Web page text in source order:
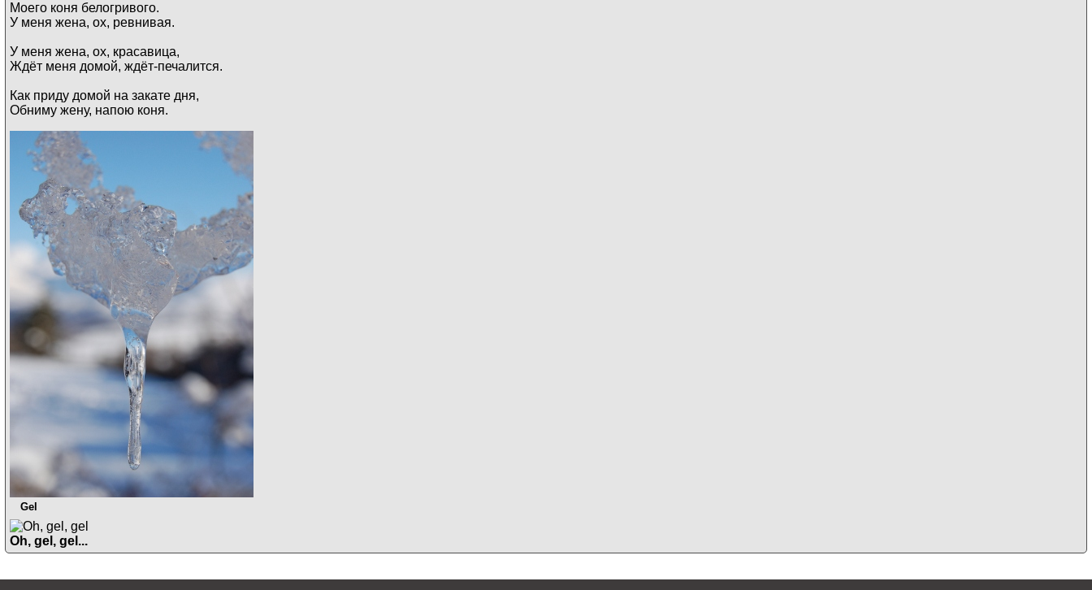
Моего коня белогривого.
У меня жена, ох, ревнивая.
У меня жена, ох, красавица,
Ждёт меня домой, ждёт-печалится.
Как приду домой на закате дня,
Обниму жену, напою коня.
Gel
Oh, gel, gel...